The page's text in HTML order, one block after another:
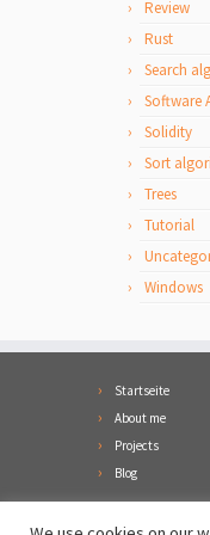
Review
Rust
Search
Software
Solidity
Sort
Trees
Tutorial
Windows
Startseite
About me
Projects
Blog